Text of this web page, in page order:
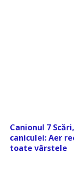
Canionul 7
caniculei: Aer
toate vârstele